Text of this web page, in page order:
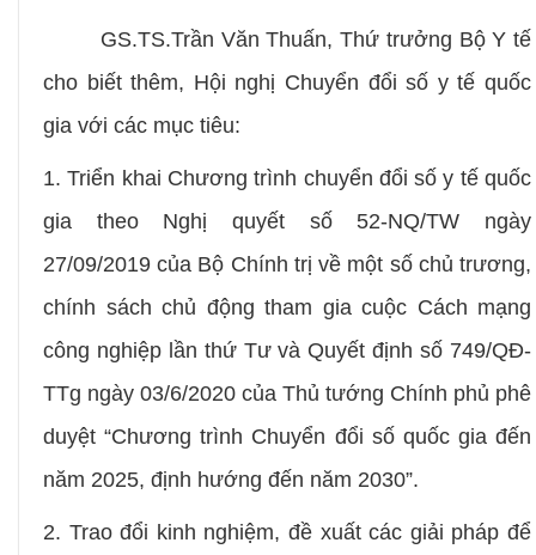
GS.TS.Trần Văn Thuấn, Thứ trưởng Bộ Y tế
cho biết thêm, Hội nghị Chuyển đổi số y tế quốc
gia với các mục tiêu:
1. Triển khai Chương trình chuyển đổi số y tế quốc
gia theo Nghị quyết số 52-NQ/TW ngày
27/09/2019 của Bộ Chính trị về một số chủ trương,
chính sách chủ động tham gia cuộc Cách mạng
công nghiệp lần thứ Tư và Quyết định số 749/QĐ-
TTg ngày 03/6/2020 của Thủ tướng Chính phủ phê
duyệt “Chương trình Chuyển đổi số quốc gia đến
năm 2025, định hướng đến năm 2030”.
2. Trao đổi kinh nghiệm, đề xuất các giải pháp để